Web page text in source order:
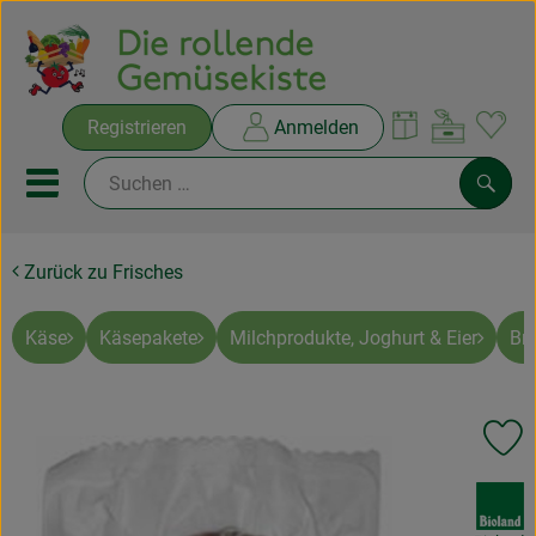
Registrieren Anmelden
Mobiles Menu öffnen oder
Ökokisten
Rezepte
NEUES & ANGEBOTE
Zurück zu Frisches
Käse Käsepakete Milchprodukte, Joghurt & Eier